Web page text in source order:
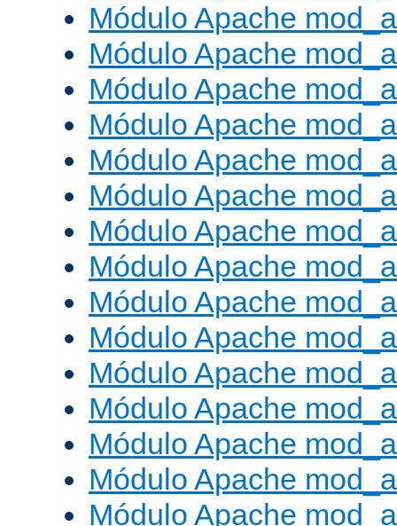
Módulo Apache
Módulo Apache
Módulo Apache
Módulo Apache
Módulo Apache
Módulo Apache
Módulo Apache
Módulo Apache
Módulo Apache
Módulo Apache
Módulo Apache
Módulo Apache
Módulo Apache
Módulo Apache
Módulo Apache